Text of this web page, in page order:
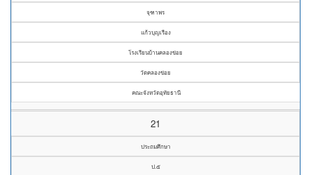
จุฑาพร
แก้วบุญเรือง
โรงเรียนบ้านคลองข่อย
วัดคลองข่อย
คณะจังหวัดอุทัยธานี
21
ประถมศึกษา
ป.๕